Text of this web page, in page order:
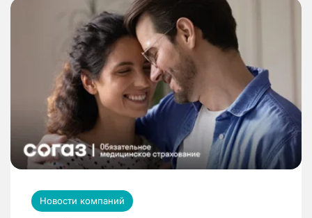
Новости компаний